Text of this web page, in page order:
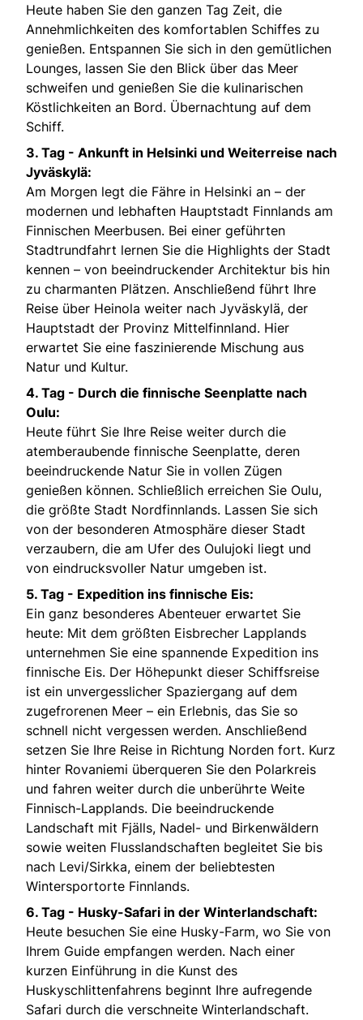
Heute haben Sie den ganzen Tag Zeit, die
Annehmlichkeiten des komfortablen Schiffes zu
genießen. Entspannen Sie sich in den gemütlichen
Lounges, lassen Sie den Blick über das Meer
schweifen und genießen Sie die kulinarischen
Köstlichkeiten an Bord. Übernachtung auf dem
Schiff.
3. Tag - Ankunft in Helsinki und Weiterreise nach
Jyväskylä:
Am Morgen legt die Fähre in Helsinki an – der
modernen und lebhaften Hauptstadt Finnlands am
Finnischen Meerbusen. Bei einer geführten
Stadtrundfahrt lernen Sie die Highlights der Stadt
kennen – von beeindruckender Architektur bis hin
zu charmanten Plätzen. Anschließend führt Ihre
Reise über Heinola weiter nach Jyväskylä, der
Hauptstadt der Provinz Mittelfinnland. Hier
erwartet Sie eine faszinierende Mischung aus
Natur und Kultur.
4. Tag - Durch die finnische Seenplatte nach
Oulu:
Heute führt Sie Ihre Reise weiter durch die
atemberaubende finnische Seenplatte, deren
beeindruckende Natur Sie in vollen Zügen
genießen können. Schließlich erreichen Sie Oulu,
die größte Stadt Nordfinnlands. Lassen Sie sich
von der besonderen Atmosphäre dieser Stadt
verzaubern, die am Ufer des Oulujoki liegt und
von eindrucksvoller Natur umgeben ist.
5. Tag - Expedition ins finnische Eis:
Ein ganz besonderes Abenteuer erwartet Sie
heute: Mit dem größten Eisbrecher Lapplands
unternehmen Sie eine spannende Expedition ins
finnische Eis. Der Höhepunkt dieser Schiffsreise
ist ein unvergesslicher Spaziergang auf dem
zugefrorenen Meer – ein Erlebnis, das Sie so
schnell nicht vergessen werden. Anschließend
setzen Sie Ihre Reise in Richtung Norden fort. Kurz
hinter Rovaniemi überqueren Sie den Polarkreis
und fahren weiter durch die unberührte Weite
Finnisch-Lapplands. Die beeindruckende
Landschaft mit Fjälls, Nadel- und Birkenwäldern
sowie weiten Flusslandschaften begleitet Sie bis
nach Levi/Sirkka, einem der beliebtesten
Wintersportorte Finnlands.
6. Tag - Husky-Safari in der Winterlandschaft:
Heute besuchen Sie eine Husky-Farm, wo Sie von
Ihrem Guide empfangen werden. Nach einer
kurzen Einführung in die Kunst des
Huskyschlittenfahrens beginnt Ihre aufregende
Safari durch die verschneite Winterlandschaft.